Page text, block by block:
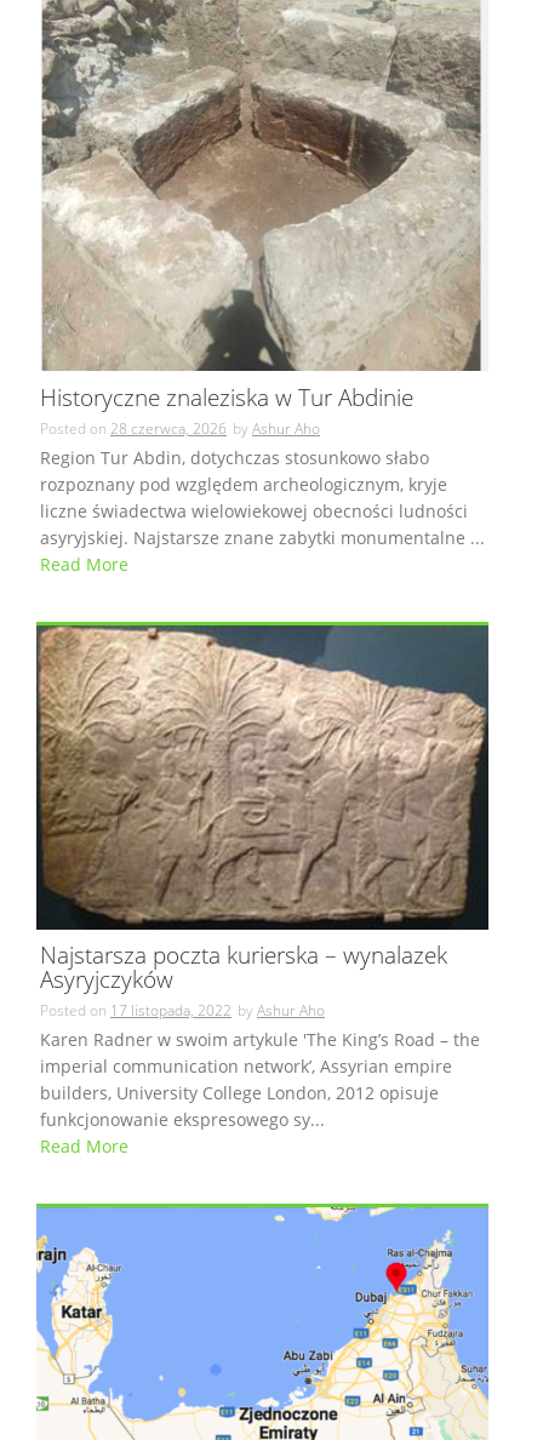
Historyczne znaleziska w Tur Abdinie
Posted on 28 czerwca, 2026 byAshur Aho
Region Tur Abdin, dotychczas stosunkowo słabo
rozpoznany pod względem archeologicznym, kryje
liczne świadectwa wielowiekowej obecności ludności
asyryjskiej. Najstarsze znane zabytki monumentalne ...
Read More
Najstarsza poczta kurierska – wynalazek
Asyryjczyków
Posted on 17 listopada, 2022 byAshur Aho
Karen Radner w swoim artykule 'The King’s Road – the
imperial communication network’, Assyrian empire
builders, University College London, 2012 opisuje
funkcjonowanie ekspresowego sy...
Read More